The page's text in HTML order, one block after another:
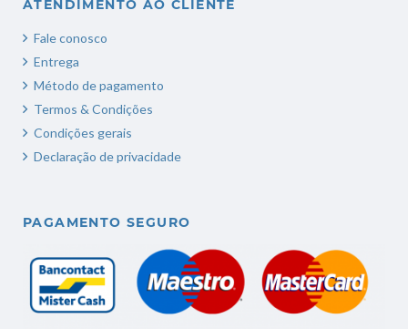
ATENDIMENTO AO CLIENTE
Fale conosco
Entrega
Método de pagamento
Termos & Condições
Condições gerais
Declaração de privacidade
PAGAMENTO SEGURO